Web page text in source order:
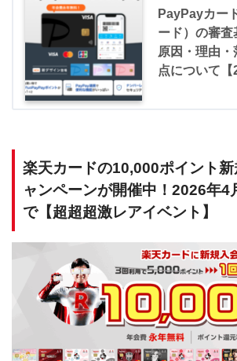
PayPayカー
ード）の審査
原因・理由
点について【
楽天カードの10,000ポイント
ャンペーンが開催中！2026年4
で【超超超激レアイベント】